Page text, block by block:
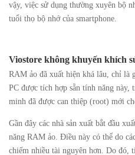
vậy, việc sử dụng thường xuyên bộ
tuổi thọ bộ nhớ của smartphone.
Viostore không khuyến khích
RAM ảo đã xuất hiện khá lâu, chỉ là
PC được tích hợp sẵn tính năng
minh đã được can thiệp (root) mới
Gần đây các nhà sản xuất bắt đầu
năng RAM ảo. Điều này có thể do
chiếm nhiều tài nguyên hơn. Do đó,